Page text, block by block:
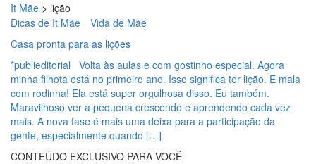
It Mãe > lição
Dicas de It Mãe
Vida de Mãe
Casa pronta para as lições
*publieditorial Volta às aulas e com gostinho especial. Agora
minha filhota está no primeiro ano. Isso significa ter lição. E mala
com rodinha! Ela está super orgulhosa disso. Eu também.
Maravilhoso ver a pequena crescendo e aprendendo cada vez
mais. A nova fase é mais uma deixa para a participação da
gente, especialmente quando […]
CONTEÚDO EXCLUSIVO PARA VOCÊ